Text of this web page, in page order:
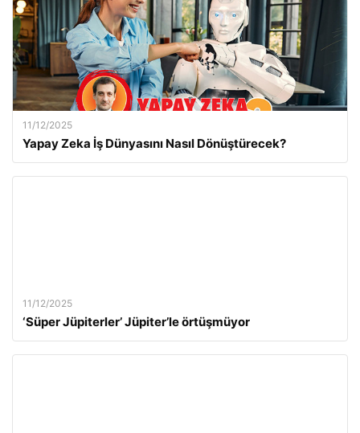
11/12/2025
Yapay Zeka İş Dünyasını Nasıl Dönüştürecek?
11/12/2025
‘Süper Jüpiterler’ Jüpiter’le örtüşmüyor